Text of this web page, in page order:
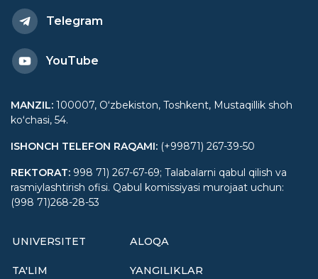
Telegram
YouTube
MANZIL: 100007, Oʻzbekiston, Toshkent, Mustaqillik shoh
koʻchasi, 54.
ISHONCH TELEFON RAQAMI: (+99871) 267-39-50
REKTORAT: 998 71) 267-67-69; Talabalarni qabul qilish va
rasmiylashtirish ofisi. Qabul komissiyasi murojaat uchun:
(998 71)268-28-53
UNIVERSITET
TA'LIM
ALOQA
YANGILIKLAR